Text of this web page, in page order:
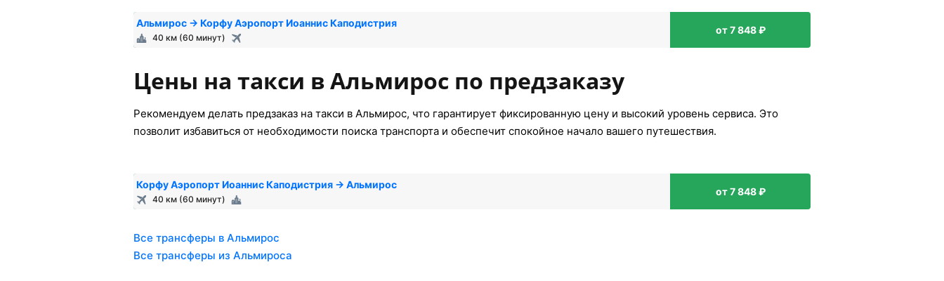
Альмирос → Корфу Аэропорт Иоаннис Каподистрия
40 км (60 минут)
от 7 848 ₽
Цены на такси в Альмирос по предзаказу
Рекомендуем делать предзаказ на такси в Альмирос, что гарантирует фиксированную цену и высокий уровень сервиса. Это
позволит избавиться от необходимости поиска транспорта и обеспечит спокойное начало вашего путешествия.
Корфу Аэропорт Иоаннис Каподистрия → Альмирос
40 км (60 минут)
от 7 848 ₽
Все трансферы в Альмирос
Все трансферы из Альмироса